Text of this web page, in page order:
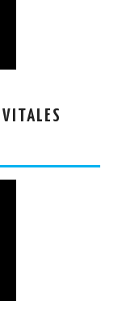
VITALES